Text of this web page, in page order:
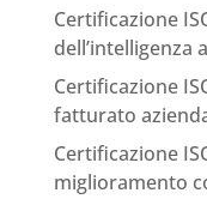
Certificazione
dell’intelligenza
Certificazione
fatturato
Certificazione
miglioramento